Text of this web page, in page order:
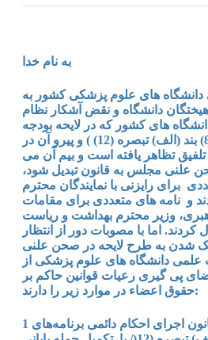
به نام خدا
های علوم پزشکی کشور به
دانشگاه و نقض آشکار نظام
های کشور که در لایحه بودجه
پیشنهادی 1401 (جزء (8) بند (الف) تبصره (12) ) و پیرو آن در
تظاهر یافته است و بیم آن می
علنی مجلس به قانون تبدیل شود،
برای رایزنی با نمایندگان محترم
و نامه های متعددی برای مقامات
وزیر محترم بهداشت و ریاست
اما با مصوبات دور از انتظار
شدن به طرح لایحه در صحن علنی
دانشگاه های علوم پزشکی از
پی گیری رعیات قوانین حاکم بر
حقوق اعضاء در موارد زیر را دارند:
1 حاکم دانستن ماده 1 قانون اجرای احکام دائمی برنامه‌های